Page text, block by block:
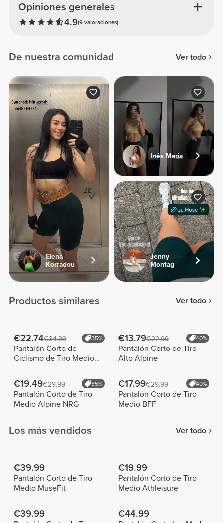
Opiniones generales
4.9(9 valoraciones)
De nuestra comunidad Ver todo
Elena
Korradou
Inês Maria
Jenny
Montag
Productos similares Ver todo
€22.74€34.99 35%
Pantalón Corto de
Ciclismo de Tiro Medio
€13.79€22.99 40%
Pantalón Corto de Tiro
Alto Alpine
€19.49€29.99 35%
Pantalón Corto de Tiro
Medio Alpine NRG
€17.99€29.99 40%
Pantalón Corto de Tiro
Medio BFF
Los más vendidos Ver todo
€39.99
Pantalón Corto de Tiro
Medio MuseFit
€19.99
Pantalón Corto de Tiro
Medio Athleisure
€39.99 €44.99